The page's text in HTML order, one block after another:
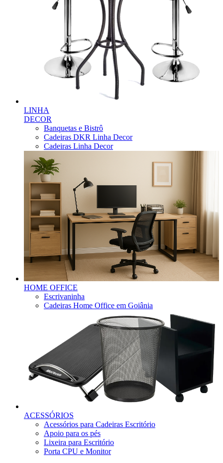
LINHA
DECOR
Banquetas e Bistrô
Cadeiras DKR Linha Decor
Cadeiras Linha Decor
HOME OFFICE
Escrivaninha
Cadeiras Home Office em Goiânia
ACESSÓRIOS
Acessórios para Cadeiras Escritório
Apoio para os pés
Lixeira para Escritório
Porta CPU e Monitor